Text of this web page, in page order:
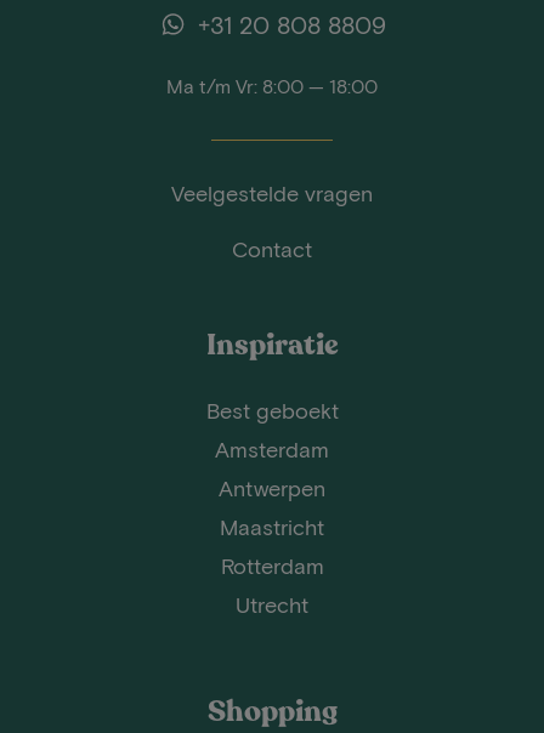
+31 20 808 8809
Ma t/m Vr: 8:00 — 18:00
Veelgestelde vragen
Contact
Inspiratie
Best geboekt
Amsterdam
Antwerpen
Maastricht
Rotterdam
Utrecht
Shopping